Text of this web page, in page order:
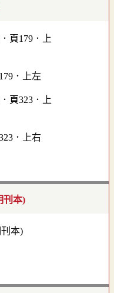
．上左
．上右
刊本)